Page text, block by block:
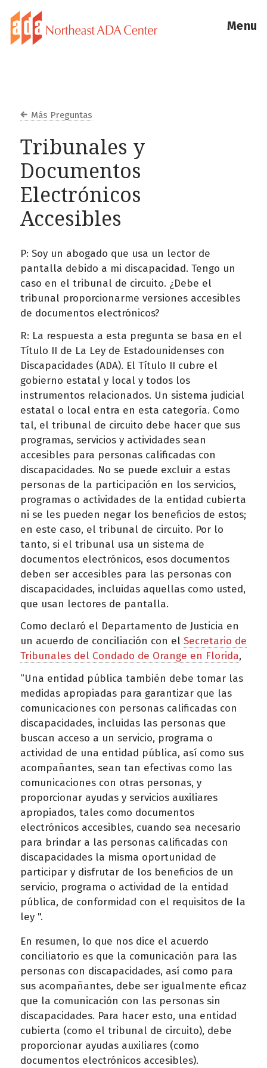
Menu
Más Preguntas
Tribunales y
Documentos
Electrónicos
Accesibles
P: Soy un abogado que usa un lector de
pantalla debido a mi discapacidad. Tengo un
caso en el tribunal de circuito. ¿Debe el
tribunal proporcionarme versiones accesibles
de documentos electrónicos?
R: La respuesta a esta pregunta se basa en el
Título II de La Ley de Estadounidenses con
Discapacidades (ADA). El Título II cubre el
gobierno estatal y local y todos los
instrumentos relacionados. Un sistema judicial
estatal o local entra en esta categoría. Como
tal, el tribunal de circuito debe hacer que sus
programas, servicios y actividades sean
accesibles para personas calificadas con
discapacidades. No se puede excluir a estas
personas de la participación en los servicios,
programas o actividades de la entidad cubierta
ni se les pueden negar los beneficios de estos;
en este caso, el tribunal de circuito. Por lo
tanto, si el tribunal usa un sistema de
documentos electrónicos, esos documentos
deben ser accesibles para las personas con
discapacidades, incluidas aquellas como usted,
que usan lectores de pantalla.
Como declaró el Departamento de Justicia en
un acuerdo de conciliación con el Secretario de
Tribunales del Condado de Orange en Florida,
“Una entidad pública también debe tomar las
medidas apropiadas para garantizar que las
comunicaciones con personas calificadas con
discapacidades, incluidas las personas que
buscan acceso a un servicio, programa o
actividad de una entidad pública, así como sus
acompañantes, sean tan efectivas como las
comunicaciones con otras personas, y
proporcionar ayudas y servicios auxiliares
apropiados, tales como documentos
electrónicos accesibles, cuando sea necesario
para brindar a las personas calificadas con
discapacidades la misma oportunidad de
participar y disfrutar de los beneficios de un
servicio, programa o actividad de la entidad
pública, de conformidad con el requisitos de la
ley ".
En resumen, lo que nos dice el acuerdo
conciliatorio es que la comunicación para las
personas con discapacidades, así como para
sus acompañantes, debe ser igualmente eficaz
que la comunicación con las personas sin
discapacidades. Para hacer esto, una entidad
cubierta (como el tribunal de circuito), debe
proporcionar ayudas auxiliares (como
documentos electrónicos accesibles).